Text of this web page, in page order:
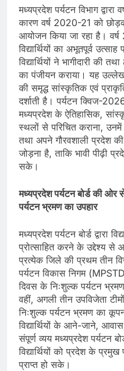
मध्यप्रदेश पर्यटन विभाग
कारण वर्ष 2020-21 को
आयोजन किया जा रहा है।
विद्यार्थियों का अभूतपूर्व
विद्यार्थियों ने भागीदारी की
का पंजीयन कराया। यह
की समृद्ध सांस्कृतिक एवं
दर्शाती है। पर्यटन क्विज-2026
मध्यप्रदेश के ऐतिहासिक,
स्थलों से परिचित कराना,
तथा अपने गौरवशाली प्रदेश
जोड़ना है, ताकि भावी पीढ़ी
सके।
मध्यप्रदेश पर्यटन बोर्ड की ओर
पर्यटन भ्रमण का उपहार
मध्यप्रदेश पर्यटन बोर्ड द्वारा
प्रोत्साहित करने के उद्देश्य से
प्रत्येक जिले की प्रथम तीन
पर्यटन विकास निगम
दिवस के निःशुल्क पर्यटन
वहीं, अगली तीन उपविजेता
निःशुल्क पर्यटन भ्रमण का
विद्यार्थियों के आने-जाने,
संपूर्ण व्यय मध्यप्रदेश पर्यटन
विद्यार्थियों को प्रदेश के
प्राप्त हो सके।